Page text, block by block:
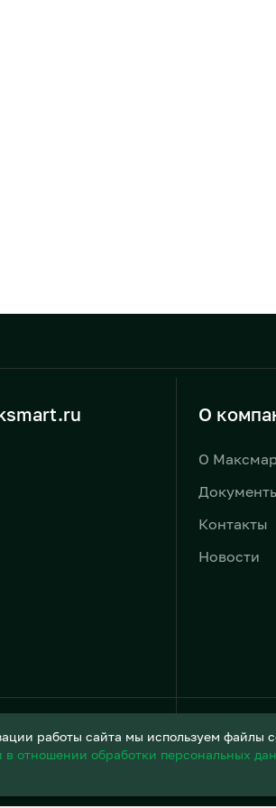
О
О
Контакты
Новости
работы сайта мы используем файлы
в отношении обработки персональных